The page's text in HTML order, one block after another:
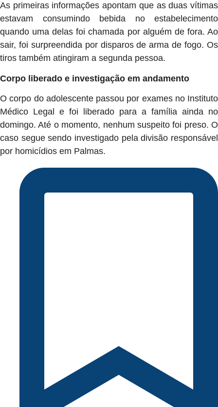
As primeiras informações apontam que as duas vítimas
estavam consumindo bebida no estabelecimento
quando uma delas foi chamada por alguém de fora. Ao
sair, foi surpreendida por disparos de arma de fogo. Os
tiros também atingiram a segunda pessoa.
Corpo liberado e investigação em andamento
O corpo do adolescente passou por exames no Instituto
Médico Legal e foi liberado para a família ainda no
domingo. Até o momento, nenhum suspeito foi preso. O
caso segue sendo investigado pela divisão responsável
por homicídios em Palmas.